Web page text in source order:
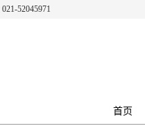
021-52045971
首页